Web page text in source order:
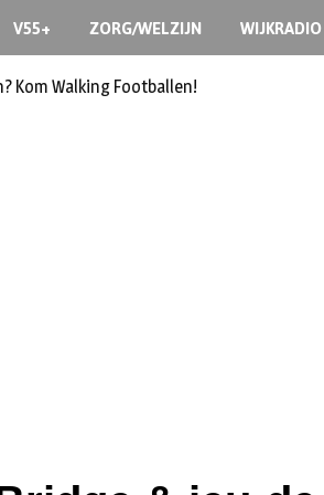
V55+ ZORG/WELZIJN WIJKRADIO
Kom Walking Footballen!